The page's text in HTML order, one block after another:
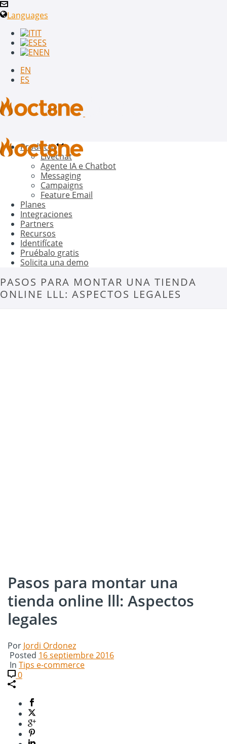
Languages
IT
ES
EN
EN
ES
Producto
Livechat
Agente IA e Chatbot
Messaging
Campaigns
Feature Email
Planes
Integraciones
Partners
Recursos
Identifícate
Pruébalo gratis
Solicita una demo
PASOS PARA MONTAR UNA TIENDA
ONLINE LLL: ASPECTOS LEGALES
Pasos para montar una
tienda online lll: Aspectos
legales
Por Jordi Ordonez
Posted 16 septiembre 2016
In Tips e-commerce
0